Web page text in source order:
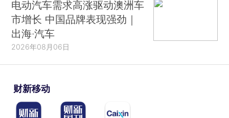
电动汽车需求高涨驱动澳洲车
市增长 中国品牌表现强劲｜
出海·汽车
2026年08月06日
财新移动